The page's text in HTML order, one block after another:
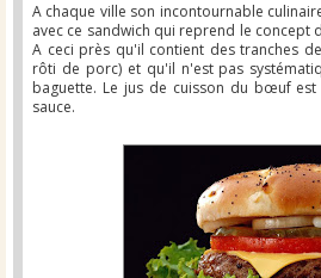
A chaque ville son incontournable
avec ce sandwich qui reprend le concept
A ceci près qu'il contient des tranches
rôti de porc) et qu'il n'est pas
baguette. Le jus de cuisson du bœuf
sauce.